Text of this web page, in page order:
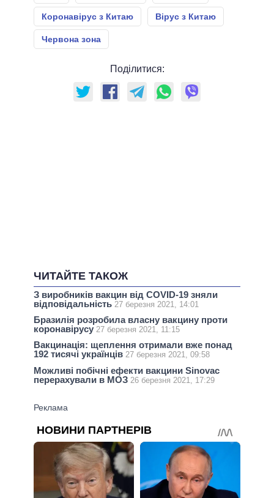
Коронавірус з Китаю Вірус з Китаю
Червона зона
Поділитися:
ЧИТАЙТЕ ТАКОЖ
З виробників вакцин від COVID-19 зняли
відповідальність 27 березня 2021, 14:01
Бразилія розробила власну вакцину проти
коронавірусу 27 березня 2021, 11:15
Вакцинація: щеплення отримали вже понад
192 тисячі українців 27 березня 2021, 09:58
Можливі побічні ефекти вакцини Sinovac
перерахували в МОЗ 26 березня 2021, 17:29